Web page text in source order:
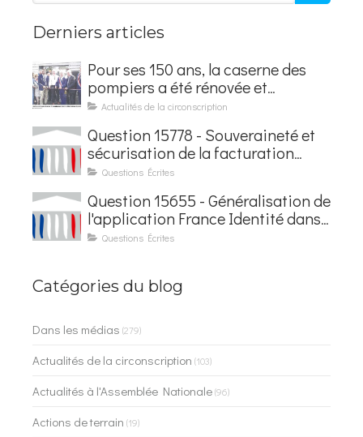
Derniers articles
Pour ses 150 ans, la caserne des
pompiers a été rénovée et
baptisée au nom d'Hubert
Actualités de la circonscription
Question 15778 - Souveraineté et
sécurisation de la facturation
électronique
Questions Écrites
Question 15655 - Généralisation de
l'application France Identité dans
les contrôles du quotidien
Questions Écrites
Catégories du blog
Dans les médias (279)
Actualités de la circonscription (103)
Actualités à l'Assemblée Nationale(96)
Actions de terrain (19)